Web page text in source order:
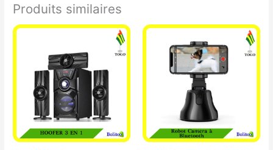
Produits similaires